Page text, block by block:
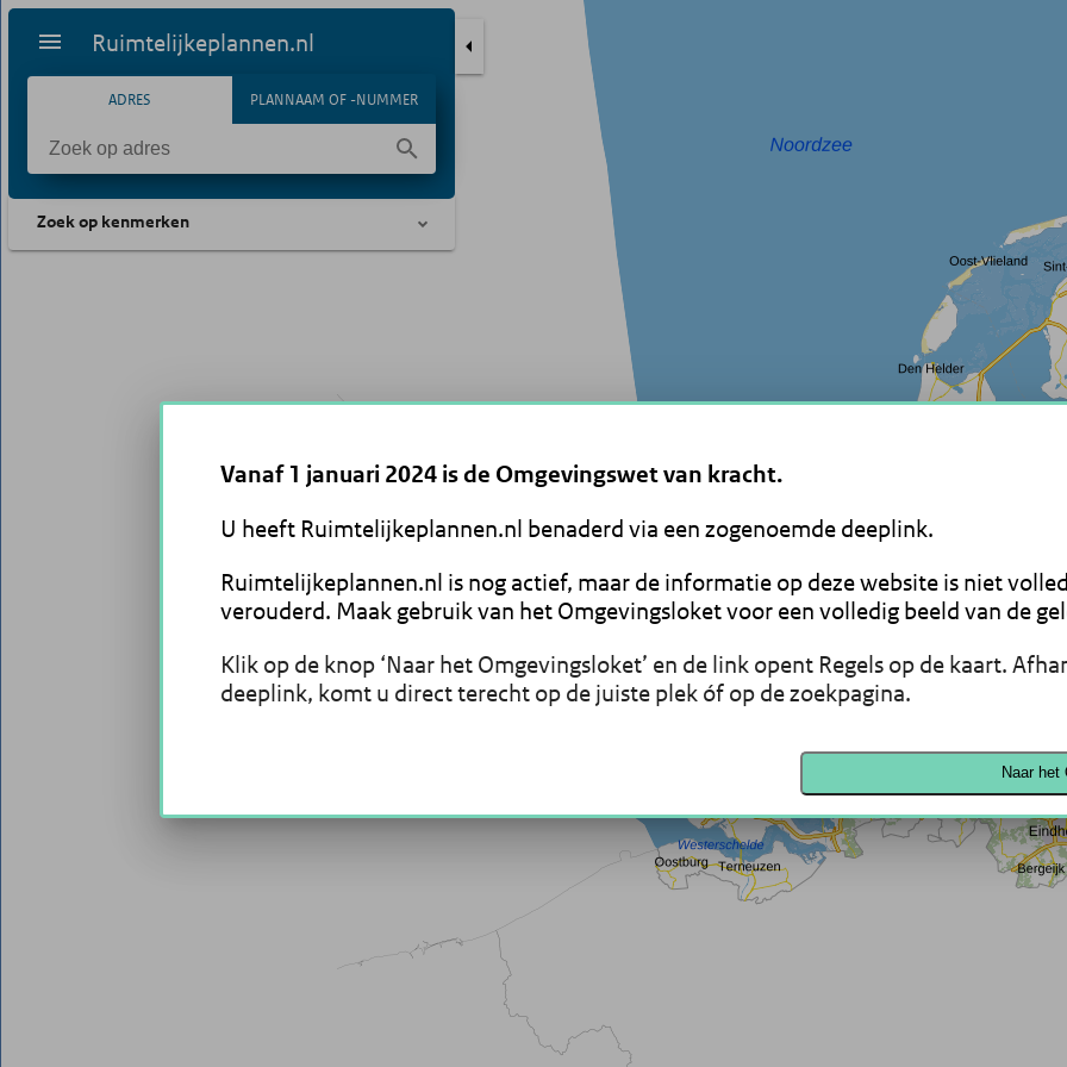
Ruimtelijkeplannen.nl
ADRES PLANNAAM OF -NUMMER
Zoek op kenmerken
Vanaf 1 januari 2024 is de Omgevingswet van kracht.
U heeft Ruimtelijkeplannen.nl benaderd via een zogenoemde deeplink.
Ruimtelijkeplannen.nl is nog actief, maar de informatie op deze website is niet
verouderd. Maak gebruik van het Omgevingsloket voor een volledig beeld van de
Klik op de knop ‘Naar het Omgevingsloket’ en de link opent Regels op de kaart.
deeplink, komt u direct terecht op de juiste plek óf op de zoekpagina.
Naar het